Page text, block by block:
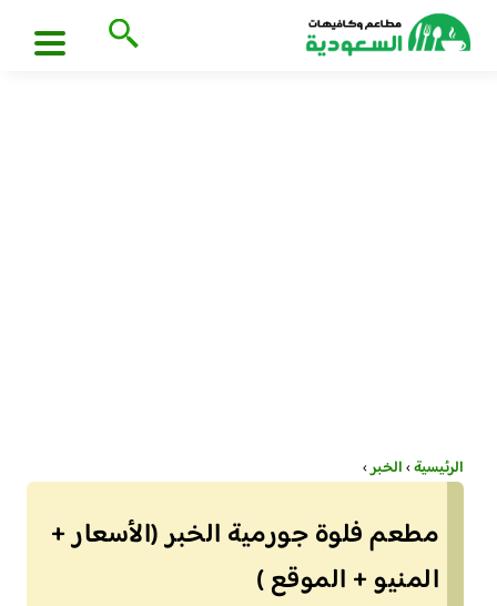
الرئيسية›الخبر›
مطعم فلوة جورمية الخبر (الأسعار +
المنيو + الموقع )